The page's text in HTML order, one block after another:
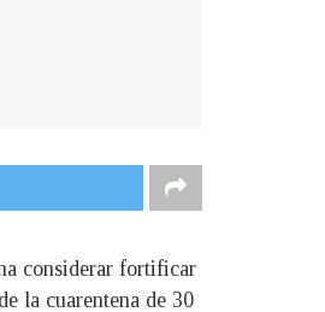
considerar fortificar
la cuarentena de 30